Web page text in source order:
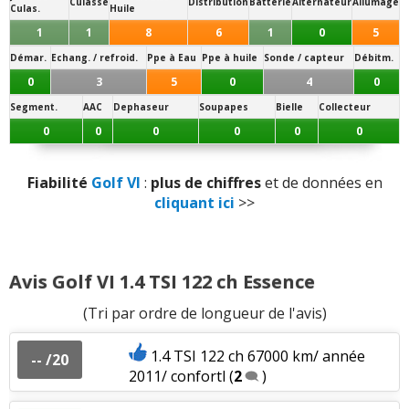
Vieillissement des plastiques:1n'aime pas
Sensibilité plastique:1n'aime pas
Qualité des assemblages aime
n'aime
Luminosité: aime
Position de conduite:1 aime
Rétrovision:1n'aime pas
Volume de coffre:5aiment4n'aiment pas
embrayage
Culas.
Huile
1 1 8 6 1 0 5
Démar. Echang. / refroid. Ppe à Eau Ppe à huile Sonde / capteur Débitm.
0 3 5 0 4 0
Segment. AAC Dephaseur Soupapes Bielle Collecteur
0 0 0 0 0 0
Fiabilité Golf VI : plus de chiffreset de données en
cliquant ici >>
Avis Golf VI 1.4 TSI 122 ch Essence
(Tri par ordre de longueur de l'avis)
-- /20
1.4 TSI 122 ch 67000 km/ année
2011/ confortl (2 )